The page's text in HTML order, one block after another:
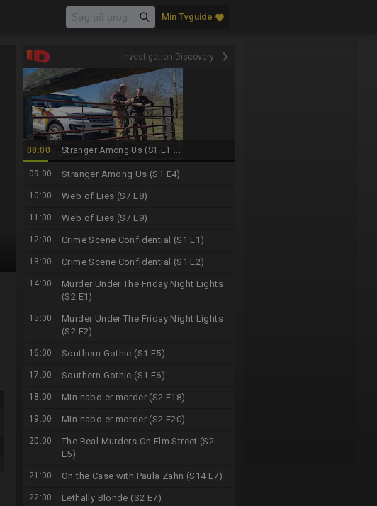
Min Tvguide favorite
Investigation Discovery keyboard_arrow_right
08:00 Stranger Among Us (S1 E1 ...
09:00 Stranger Among Us (S1 E4)
10:00 Web of Lies (S7 E8)
11:00 Web of Lies (S7 E9)
12:00 Crime Scene Confidential (S1 E1)
13:00 Crime Scene Confidential (S1 E2)
14:00
Murder Under The Friday Night Lights
(S2 E1)
15:00
Murder Under The Friday Night Lights
(S2 E2)
16:00 Southern Gothic (S1 E5)
17:00 Southern Gothic (S1 E6)
18:00 Min nabo er morder (S2 E18)
19:00 Min nabo er morder (S2 E20)
20:00
The Real Murders On Elm Street (S2
E5)
21:00 On the Case with Paula Zahn (S14 E7)
22:00 Lethally Blonde (S2 E7)